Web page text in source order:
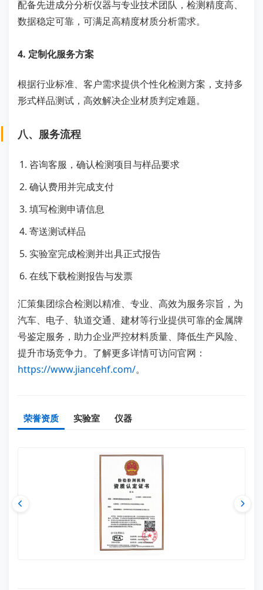
配备先进成分分析仪器与专业技术团队，检测精度高、
数据稳定可靠，可满足高精度材质分析需求。
4. 定制化服务方案
根据行业标准、客户需求提供个性化检测方案，支持多
形式样品测试，高效解决企业材质判定难题。
八、服务流程
咨询客服，确认检测项目与样品要求
确认费用并完成支付
填写检测申请信息
寄送测试样品
实验室完成检测并出具正式报告
在线下载检测报告与发票
汇策集团综合检测以精准、专业、高效为服务宗旨，为
汽车、电子、轨道交通、建材等行业提供可靠的金属牌
号鉴定服务，助力企业严控材料质量、降低生产风险、
提升市场竞争力。了解更多详情可访问官网：
https://www.jiancehf.com/。
荣誉资质 实验室 仪器